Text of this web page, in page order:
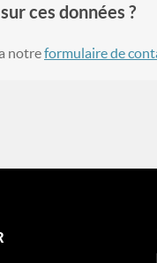
ces données ?
notreformulaire de